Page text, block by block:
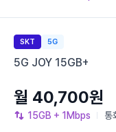
SKT 5G
5G JOY 15GB+
15GB + 1Mbps 통
월 40,700원